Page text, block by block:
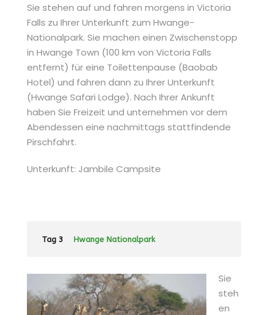
Sie stehen auf und fahren morgens in Victoria
Falls zu Ihrer Unterkunft zum Hwange-
Nationalpark. Sie machen einen Zwischenstopp
in Hwange Town (100 km von Victoria Falls
entfernt) für eine Toilettenpause (Baobab
Hotel) und fahren dann zu Ihrer Unterkunft
(Hwange Safari Lodge). Nach Ihrer Ankunft
haben Sie Freizeit und unternehmen vor dem
Abendessen eine nachmittags stattfindende
Pirschfahrt.
Unterkunft: Jambile Campsite
Tag 3 Hwange Nationalpark
Sie
steh
en